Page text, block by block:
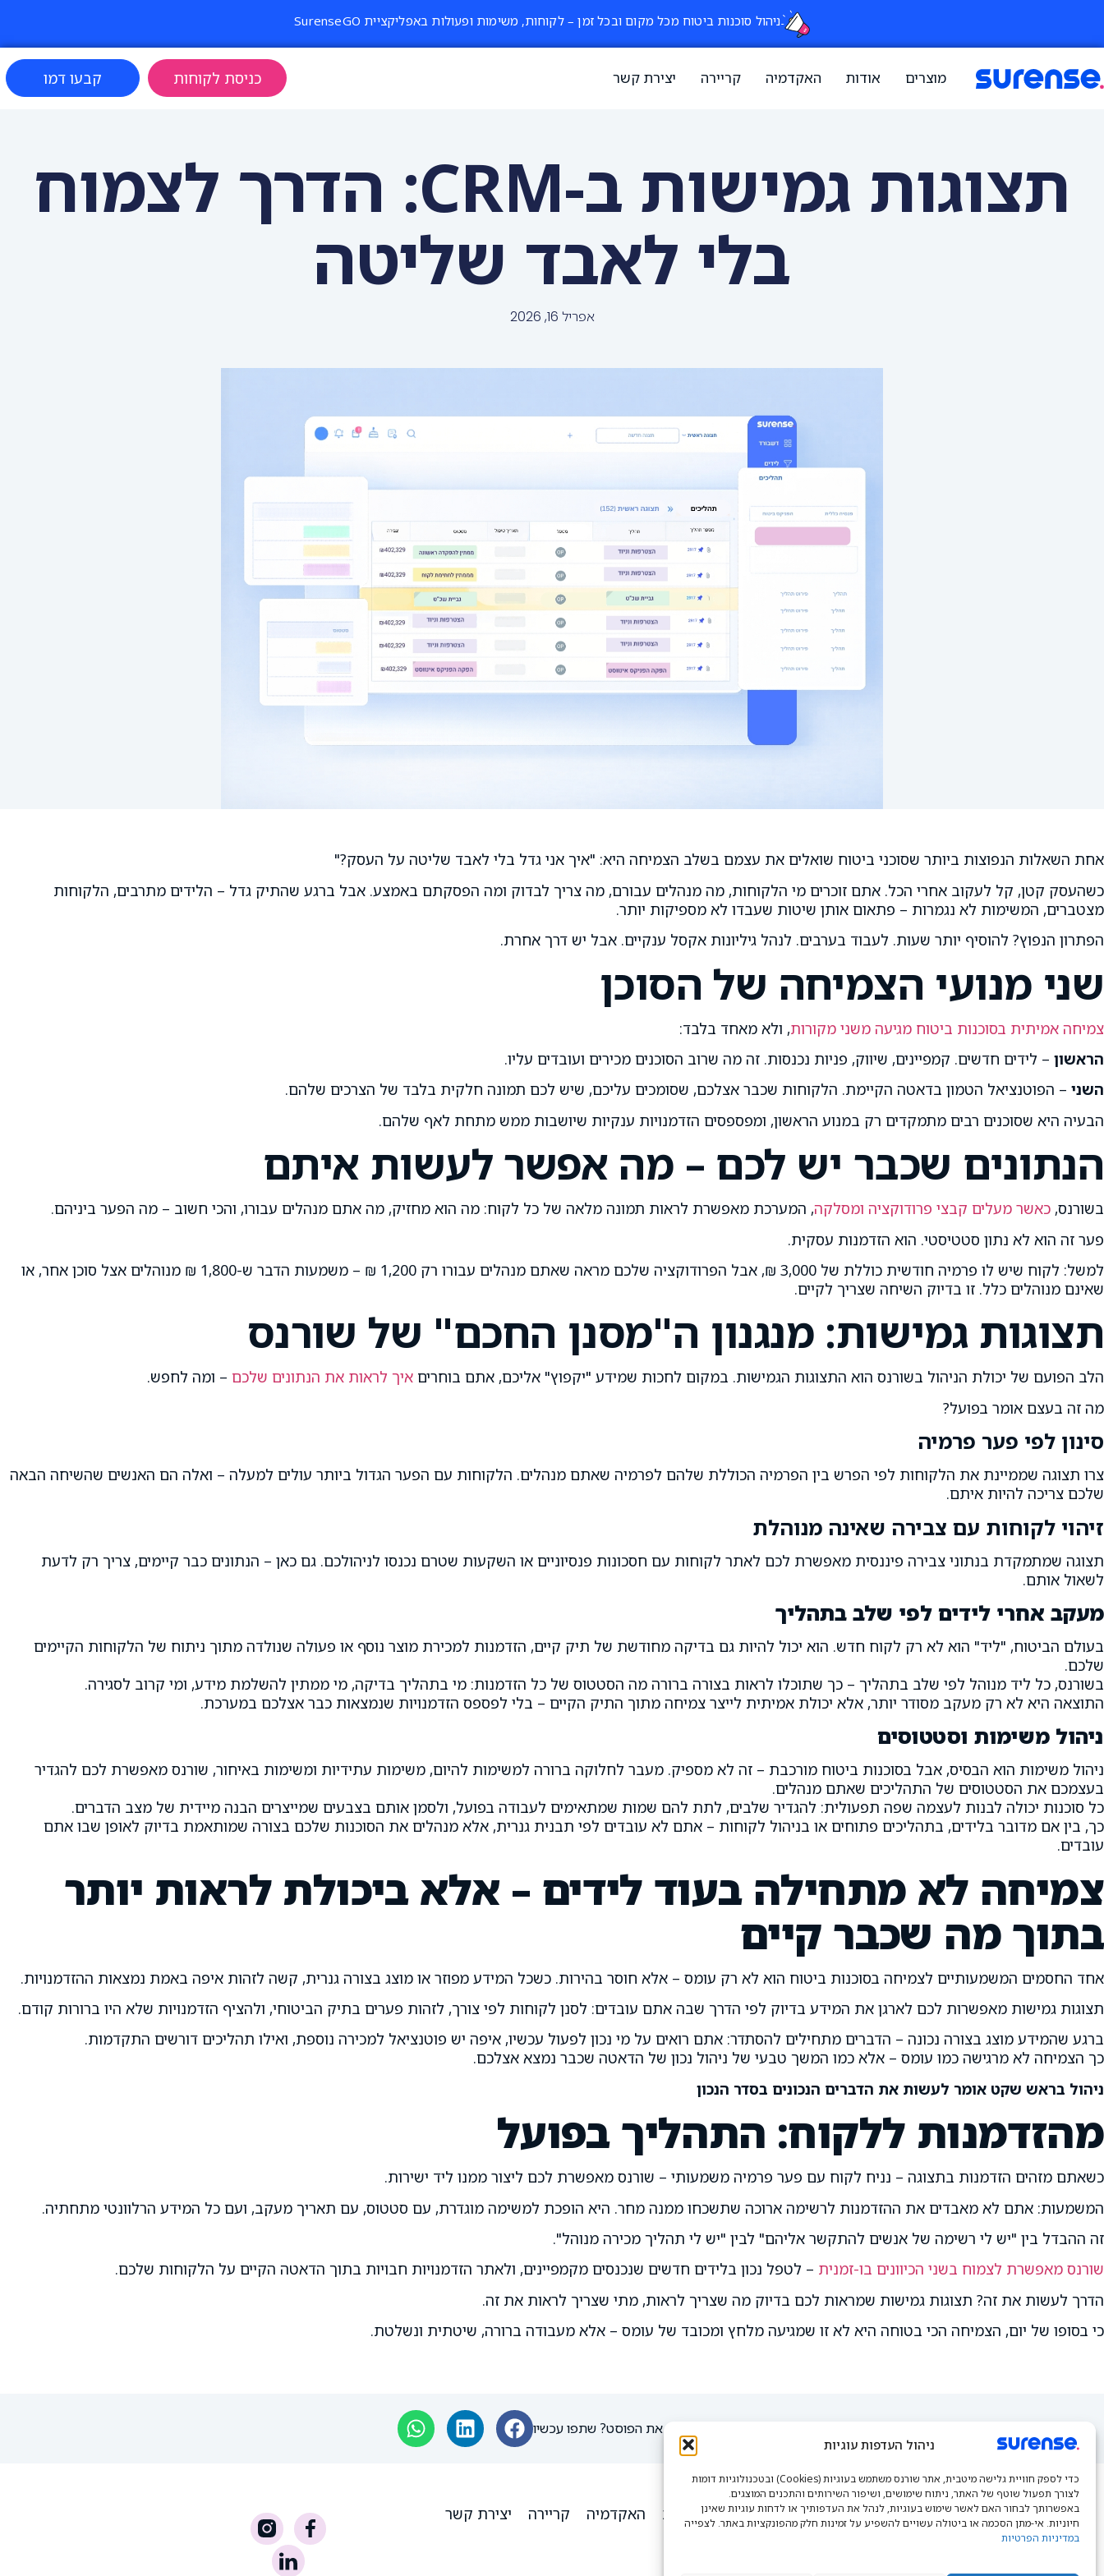
ניהול העדפות עוגיות
כדי לספק חוויית גלישה מיטבית, אתר שורנס משתמש בעוגיות (Cookies) ובטכנולוגיות דומות
לצורך תפעול שוטף של האתר, ניתוח שימושים, ושיפור השירותים והתכנים המוצגים.
באפשרותך לבחור האם לאשר שימוש בעוגיות, לנהל את העדפותיך או לדחות עוגיות שאינן
חיוניות. אי-מתן הסכמה או ביטולה עשויים להשפיע על זמינות חלק מהפונקציות באתר. לצפייה
במדיניות הפרטיות
ניהול סוכנות ביטוח מכל מקום ובכל זמן – לקוחות, משימות ופעולות באפליקציית SurenseGO
קבעו דמו כניסת לקוחות מוצרים אודות האקדמיה קריירה יצירת קשר
תצוגות גמישות ב-CRM: הדרך לצמוח
בלי לאבד שליטה
אפריל 16, 2026
אחת השאלות הנפוצות ביותר שסוכני ביטוח שואלים את עצמם בשלב הצמיחה היא: "איך אני גדל בלי לאבד שליטה על העסק?"
כשהעסק קטן, קל לעקוב אחרי הכל. אתם זוכרים מי הלקוחות, מה מנהלים עבורם, מה צריך לבדוק ומה הפסקתם באמצע. אבל ברגע שהתיק גדל – הלידים מתרבים, הלקוחות
מצטברים, המשימות לא נגמרות – פתאום אותן שיטות שעבדו לא מספיקות יותר.
הפתרון הנפוץ? להוסיף יותר שעות. לעבוד בערבים. לנהל גיליונות אקסל ענקיים. אבל יש דרך אחרת.
שני מנועי הצמיחה של הסוכן
צמיחה אמיתית בסוכנות ביטוח מגיעה משני מקורות, ולא מאחד בלבד:
הראשון – לידים חדשים. קמפיינים, שיווק, פניות נכנסות. זה מה שרוב הסוכנים מכירים ועובדים עליו.
השני – הפוטנציאל הטמון בדאטה הקיימת. הלקוחות שכבר אצלכם, שסומכים עליכם, שיש לכם תמונה חלקית בלבד של הצרכים שלהם.
הבעיה היא שסוכנים רבים מתמקדים רק במנוע הראשון, ומפספסים הזדמנויות ענקיות שיושבות ממש מתחת לאף שלהם.
הנתונים שכבר יש לכם – מה אפשר לעשות איתם
בשורנס, כאשר מעלים קבצי פרודוקציה ומסלקה, המערכת מאפשרת לראות תמונה מלאה של כל לקוח: מה הוא מחזיק, מה אתם מנהלים עבורו, והכי חשוב – מה הפער ביניהם.
פער זה הוא לא נתון סטטיסטי. הוא הזדמנות עסקית.
למשל: לקוח שיש לו פרמיה חודשית כוללת של 3,000 ₪, אבל הפרודוקציה שלכם מראה שאתם מנהלים עבורו רק 1,200 ₪ – משמעות הדבר ש-1,800 ₪ מנוהלים אצל סוכן אחר, או
שאינם מנוהלים כלל. זו בדיוק השיחה שצריך לקיים.
תצוגות גמישות: מנגנון ה"מסנן החכם" של שורנס
הלב הפועם של יכולת הניהול בשורנס הוא התצוגות הגמישות. במקום לחכות שמידע "יקפוץ" אליכם, אתם בוחרים איך לראות את הנתונים שלכם – ומה לחפש.
מה זה בעצם אומר בפועל?
סינון לפי פער פרמיה
צרו תצוגה שממיינת את הלקוחות לפי הפרש בין הפרמיה הכוללת שלהם לפרמיה שאתם מנהלים. הלקוחות עם הפער הגדול ביותר עולים למעלה – ואלה הם האנשים שהשיחה הבאה
שלכם צריכה להיות איתם.
זיהוי לקוחות עם צבירה שאינה מנוהלת
תצוגה שמתמקדת בנתוני צבירה פיננסית מאפשרת לכם לאתר לקוחות עם חסכונות פנסיוניים או השקעות שטרם נכנסו לניהולכם. גם כאן – הנתונים כבר קיימים, צריך רק לדעת
לשאול אותם.
מעקב אחרי לידים לפי שלב בתהליך
בעולם הביטוח, "ליד" הוא לא רק לקוח חדש. הוא יכול להיות גם בדיקה מחודשת של תיק קיים, הזדמנות למכירת מוצר נוסף או פעולה שנולדה מתוך ניתוח של הלקוחות הקיימים
שלכם.
בשורנס, כל ליד מנוהל לפי שלב בתהליך – כך שתוכלו לראות בצורה ברורה מה הסטטוס של כל הזדמנות: מי בתהליך בדיקה, מי ממתין להשלמת מידע, ומי קרוב לסגירה.
התוצאה היא לא רק מעקב מסודר יותר, אלא יכולת אמיתית לייצר צמיחה מתוך התיק הקיים – בלי לפספס הזדמנויות שנמצאות כבר אצלכם במערכת.
ניהול משימות וסטטוסים
ניהול משימות הוא הבסיס, אבל בסוכנות ביטוח מורכבת – זה לא מספיק. מעבר לחלוקה ברורה למשימות להיום, משימות עתידיות ומשימות באיחור, שורנס מאפשרת לכם להגדיר
בעצמכם את הסטטוסים של התהליכים שאתם מנהלים.
כל סוכנות יכולה לבנות לעצמה שפה תפעולית: להגדיר שלבים, לתת להם שמות שמתאימים לעבודה בפועל, ולסמן אותם בצבעים שמייצרים הבנה מיידית של מצב הדברים.
כך, בין אם מדובר בלידים, בתהליכים פתוחים או בניהול לקוחות – אתם לא עובדים לפי תבנית גנרית, אלא מנהלים את הסוכנות שלכם בצורה שמותאמת בדיוק לאופן שבו אתם
עובדים.
צמיחה לא מתחילה בעוד לידים – אלא ביכולת לראות יותר
בתוך מה שכבר קיים
אחד החסמים המשמעותיים לצמיחה בסוכנות ביטוח הוא לא רק עומס – אלא חוסר בהירות. כשכל המידע מפוזר או מוצג בצורה גנרית, קשה לזהות איפה באמת נמצאות ההזדמנויות.
תצוגות גמישות מאפשרות לכם לארגן את המידע בדיוק לפי הדרך שבה אתם עובדים: לסנן לקוחות לפי צורך, לזהות פערים בתיק הביטוחי, ולהציף הזדמנויות שלא היו ברורות קודם.
ברגע שהמידע מוצג בצורה נכונה – הדברים מתחילים להסתדר: אתם רואים על מי נכון לפעול עכשיו, איפה יש פוטנציאל למכירה נוספת, ואילו תהליכים דורשים התקדמות.
כך הצמיחה לא מרגישה כמו עומס – אלא כמו המשך טבעי של ניהול נכון של הדאטה שכבר נמצא אצלכם.
ניהול בראש שקט אומר לעשות את הדברים הנכונים בסדר הנכון
מהזדמנות ללקוח: התהליך בפועל
כשאתם מזהים הזדמנות בתצוגה – נניח לקוח עם פער פרמיה משמעותי – שורנס מאפשרת לכם ליצור ממנו ליד ישירות.
המשמעות: אתם לא מאבדים את ההזדמנות לרשימה ארוכה שתשכחו ממנה מחר. היא הופכת למשימה מוגדרת, עם סטטוס, עם תאריך מעקב, ועם כל המידע הרלוונטי מתחתיה.
זה ההבדל בין "יש לי רשימה של אנשים להתקשר אליהם" לבין "יש לי תהליך מכירה מנוהל".
שורנס מאפשרת לצמוח בשני הכיוונים בו-זמנית – לטפל נכון בלידים חדשים שנכנסים מקמפיינים, ולאתר הזדמנויות חבויות בתוך הדאטה הקיים על הלקוחות שלכם.
הדרך לעשות את זה? תצוגות גמישות שמראות לכם בדיוק מה שצריך לראות, מתי שצריך לראות את זה.
כי בסופו של יום, הצמיחה הכי בטוחה היא לא זו שמגיעה מלחץ ומכובד של עומס – אלא מעבודה ברורה, שיטתית ונשלטת.
אהבתם את הפוסט? שתפו עכשיו
מוצרים אודות האקדמיה קריירה יצירת קשר